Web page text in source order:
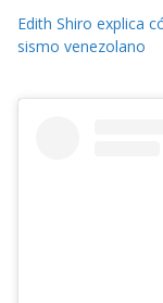
Edith Shiro explica
sismo venezolano